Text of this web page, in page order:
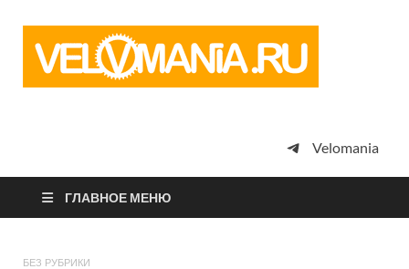
просто
Velomania
ГЛАВНОЕ МЕНЮ
БЕЗ РУБРИКИ